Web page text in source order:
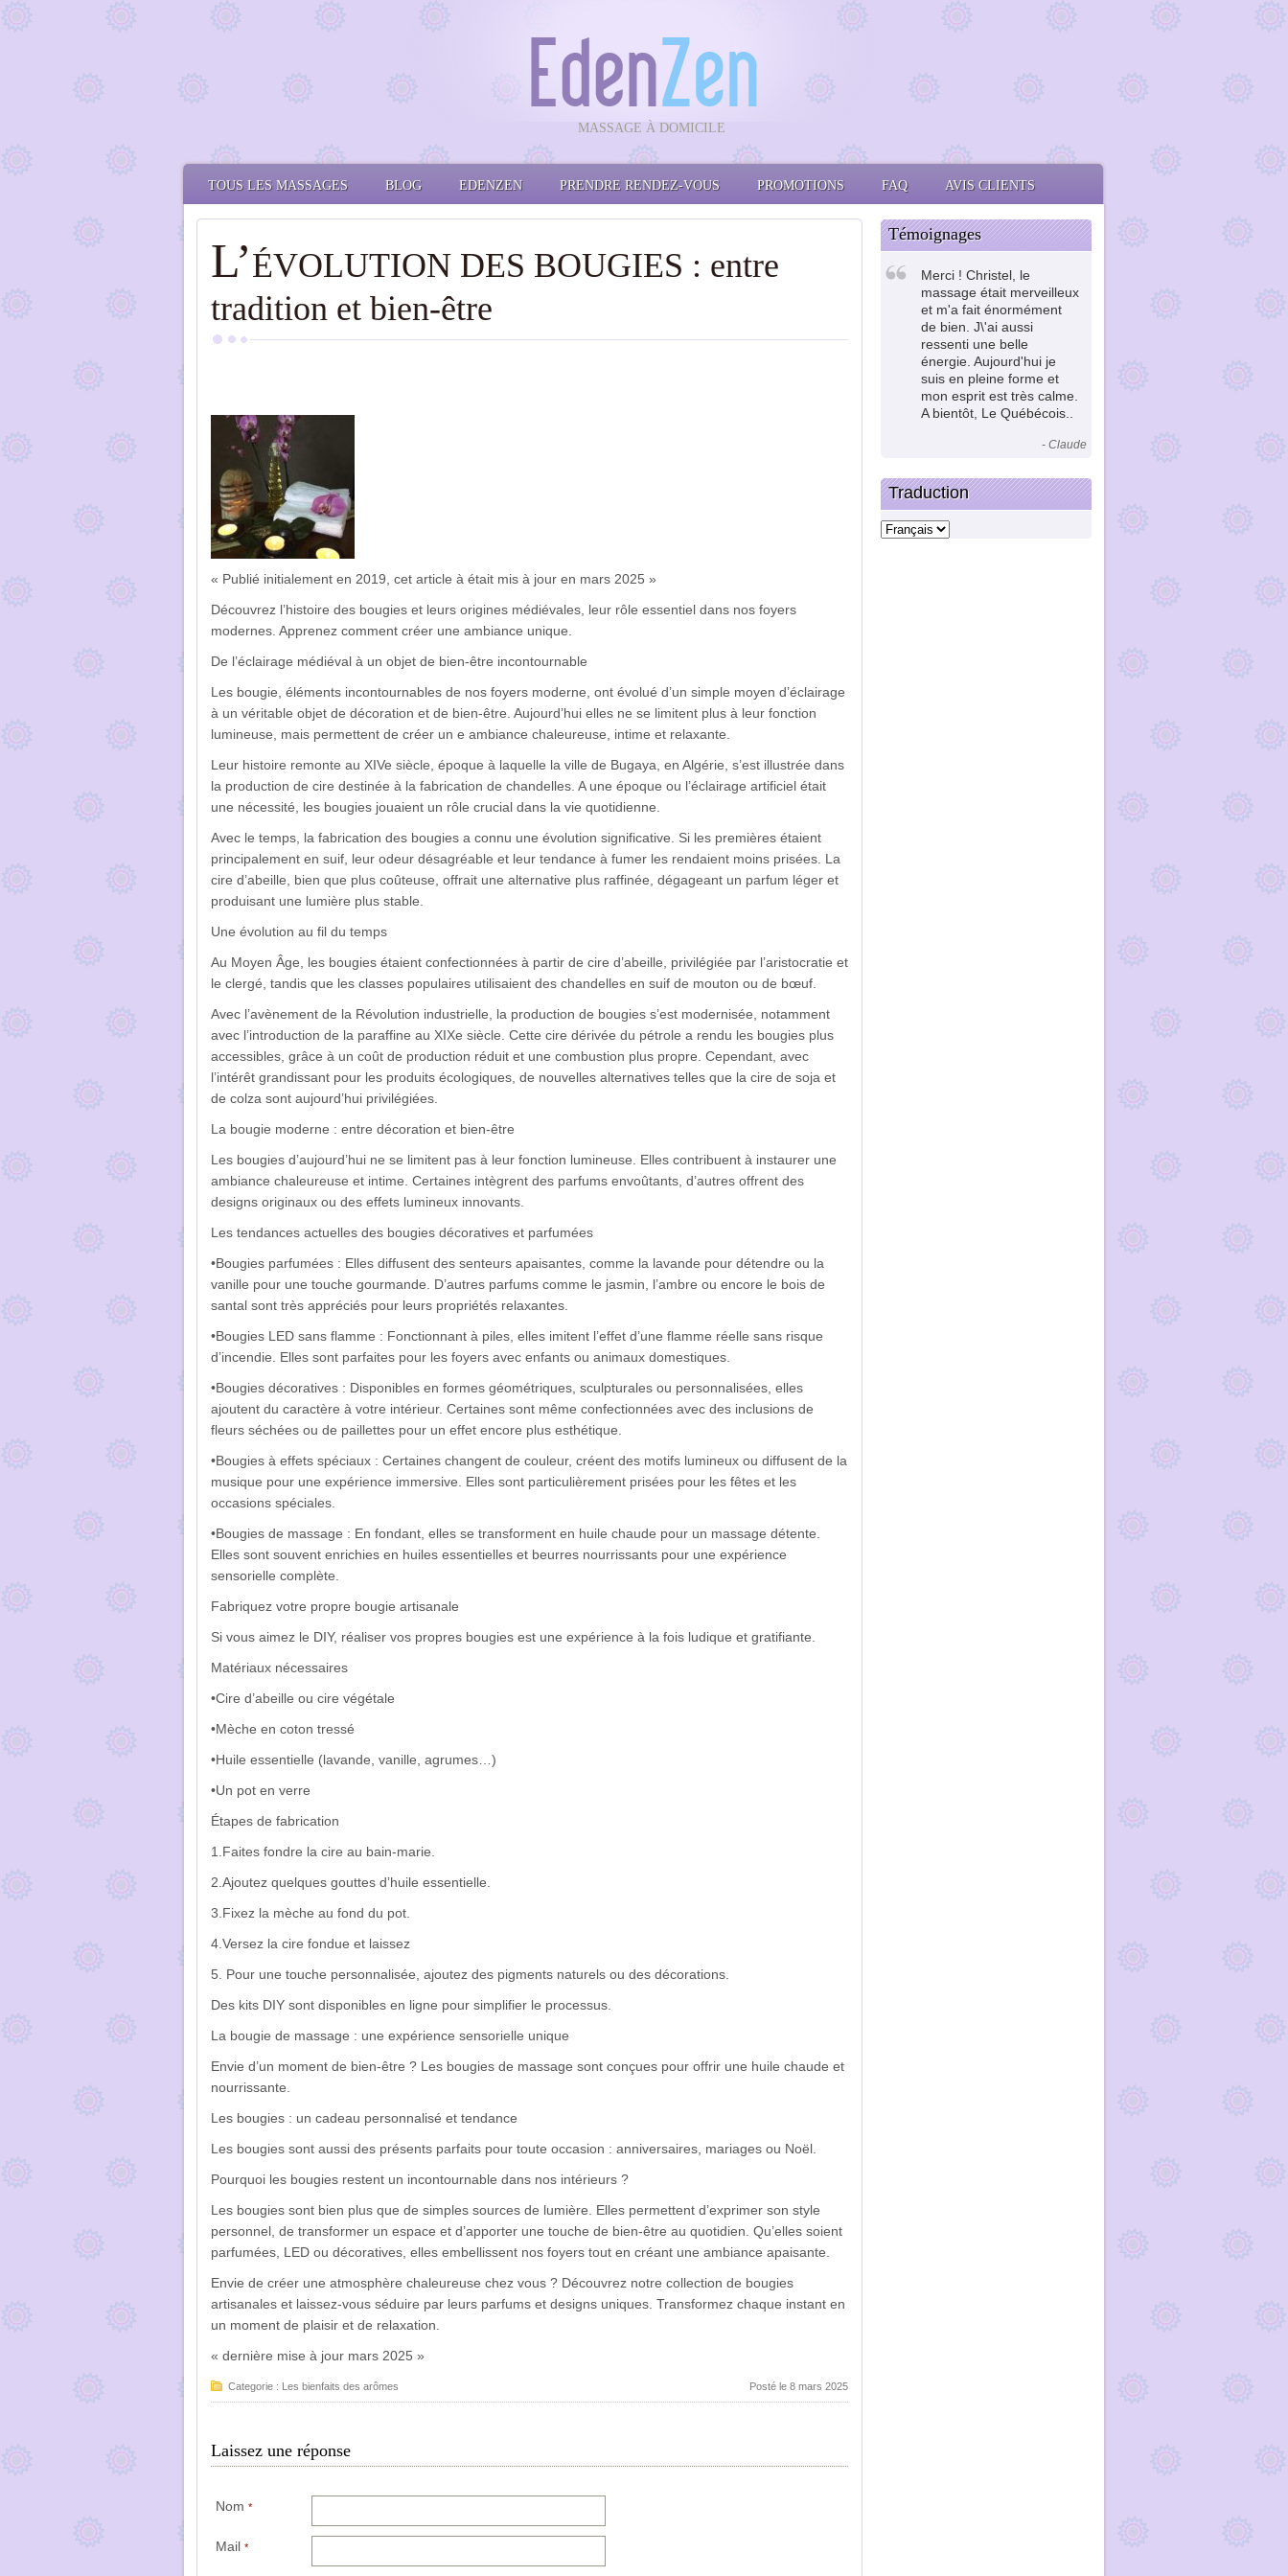
MASSAGE À DOMICILE
TOUS LES MASSAGES BLOG EDENZEN PRENDRE RENDEZ-VOUS PROMOTIONS FAQ AVIS CLIENTS
L’ÉVOLUTION DES BOUGIES : entre
tradition et bien-être
« Publié initialement en 2019, cet article à était mis à jour en mars 2025 »
Découvrez l’histoire des bougies et leurs origines médiévales, leur rôle essentiel dans nos foyers
modernes. Apprenez comment créer une ambiance unique.
De l’éclairage médiéval à un objet de bien-être incontournable
Les bougie, éléments incontournables de nos foyers moderne, ont évolué d’un simple moyen d’éclairage
à un véritable objet de décoration et de bien-être. Aujourd’hui elles ne se limitent plus à leur fonction
lumineuse, mais permettent de créer un e ambiance chaleureuse, intime et relaxante.
Leur histoire remonte au XIVe siècle, époque à laquelle la ville de Bugaya, en Algérie, s’est illustrée dans
la production de cire destinée à la fabrication de chandelles. A une époque ou l’éclairage artificiel était
une nécessité, les bougies jouaient un rôle crucial dans la vie quotidienne.
Avec le temps, la fabrication des bougies a connu une évolution significative. Si les premières étaient
principalement en suif, leur odeur désagréable et leur tendance à fumer les rendaient moins prisées. La
cire d’abeille, bien que plus coûteuse, offrait une alternative plus raffinée, dégageant un parfum léger et
produisant une lumière plus stable.
Une évolution au fil du temps
Au Moyen Âge, les bougies étaient confectionnées à partir de cire d’abeille, privilégiée par l’aristocratie et
le clergé, tandis que les classes populaires utilisaient des chandelles en suif de mouton ou de bœuf.
Avec l’avènement de la Révolution industrielle, la production de bougies s’est modernisée, notamment
avec l’introduction de la paraffine au XIXe siècle. Cette cire dérivée du pétrole a rendu les bougies plus
accessibles, grâce à un coût de production réduit et une combustion plus propre. Cependant, avec
l’intérêt grandissant pour les produits écologiques, de nouvelles alternatives telles que la cire de soja et
de colza sont aujourd’hui privilégiées.
La bougie moderne : entre décoration et bien-être
Les bougies d’aujourd’hui ne se limitent pas à leur fonction lumineuse. Elles contribuent à instaurer une
ambiance chaleureuse et intime. Certaines intègrent des parfums envoûtants, d’autres offrent des
designs originaux ou des effets lumineux innovants.
Les tendances actuelles des bougies décoratives et parfumées
•Bougies parfumées : Elles diffusent des senteurs apaisantes, comme la lavande pour détendre ou la
vanille pour une touche gourmande. D’autres parfums comme le jasmin, l’ambre ou encore le bois de
santal sont très appréciés pour leurs propriétés relaxantes.
•Bougies LED sans flamme : Fonctionnant à piles, elles imitent l’effet d’une flamme réelle sans risque
d’incendie. Elles sont parfaites pour les foyers avec enfants ou animaux domestiques.
•Bougies décoratives : Disponibles en formes géométriques, sculpturales ou personnalisées, elles
ajoutent du caractère à votre intérieur. Certaines sont même confectionnées avec des inclusions de
fleurs séchées ou de paillettes pour un effet encore plus esthétique.
•Bougies à effets spéciaux : Certaines changent de couleur, créent des motifs lumineux ou diffusent de la
musique pour une expérience immersive. Elles sont particulièrement prisées pour les fêtes et les
occasions spéciales.
•Bougies de massage : En fondant, elles se transforment en huile chaude pour un massage détente.
Elles sont souvent enrichies en huiles essentielles et beurres nourrissants pour une expérience
sensorielle complète.
Fabriquez votre propre bougie artisanale
Si vous aimez le DIY, réaliser vos propres bougies est une expérience à la fois ludique et gratifiante.
Matériaux nécessaires
•Cire d’abeille ou cire végétale
•Mèche en coton tressé
•Huile essentielle (lavande, vanille, agrumes…)
•Un pot en verre
Étapes de fabrication
1.Faites fondre la cire au bain-marie.
2.Ajoutez quelques gouttes d’huile essentielle.
3.Fixez la mèche au fond du pot.
4.Versez la cire fondue et laissez
5. Pour une touche personnalisée, ajoutez des pigments naturels ou des décorations.
Des kits DIY sont disponibles en ligne pour simplifier le processus.
La bougie de massage : une expérience sensorielle unique
Envie d’un moment de bien-être ? Les bougies de massage sont conçues pour offrir une huile chaude et
nourrissante.
Les bougies : un cadeau personnalisé et tendance
Les bougies sont aussi des présents parfaits pour toute occasion : anniversaires, mariages ou Noël.
Pourquoi les bougies restent un incontournable dans nos intérieurs ?
Les bougies sont bien plus que de simples sources de lumière. Elles permettent d’exprimer son style
personnel, de transformer un espace et d’apporter une touche de bien-être au quotidien. Qu’elles soient
parfumées, LED ou décoratives, elles embellissent nos foyers tout en créant une ambiance apaisante.
Envie de créer une atmosphère chaleureuse chez vous ? Découvrez notre collection de bougies
artisanales et laissez-vous séduire par leurs parfums et designs uniques. Transformez chaque instant en
un moment de plaisir et de relaxation.
« dernière mise à jour mars 2025 »
Categorie : Les bienfaits des arômes Posté le 8 mars 2025
Laissez une réponse
Nom *
Mail *
Témoignages
Merci ! Christel, le
massage était merveilleux
et m'a fait énormément
de bien. J\'ai aussi
ressenti une belle
énergie. Aujourd'hui je
suis en pleine forme et
mon esprit est très calme.
A bientôt, Le Québécois..
- Claude
Traduction